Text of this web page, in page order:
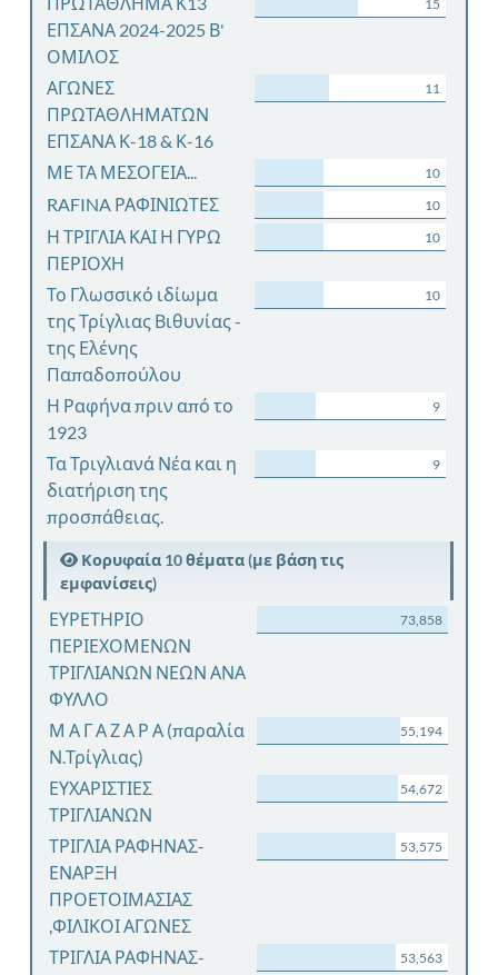
ΕΠΣΑΝΑ 2024-2025 Β'
ΟΜΙΛΟΣ
15
ΑΓΩΝΕΣ
ΠΡΩΤΑΘΛΗΜΑΤΩΝ
ΕΠΣΑΝΑ Κ-18 & Κ-16
11
ΜΕ ΤΑ ΜΕΣΟΓΕΙΑ... 10
RAFINA ΡΑΦΙΝΙΩΤΕΣ 10
Η ΤΡΙΓΛΙΑ ΚΑΙ Η ΓΥΡΩ
ΠΕΡΙΟΧΗ
10
Το Γλωσσικό ιδίωμα
της Τρίγλιας Βιθυνίας -
της Ελένης
Παπαδοπούλου
10
Η Ραφήνα πριν από το
1923
9
Τα Τριγλιανά Νέα και η
διατήριση της
προσπάθειας.
9
Κορυφαία 10 θέματα (με βάση τις
εμφανίσεις)
ΕΥΡΕΤΗΡΙΟ
ΠΕΡΙΕΧΟΜΕΝΩΝ
ΤΡΙΓΛΙΑΝΩΝ ΝΕΩΝ ΑΝΑ
ΦΥΛΛΟ
73,858
Μ Α Γ Α Ζ Α Ρ Α (παραλία
Ν.Τρίγλιας)
55,194
ΕΥΧΑΡΙΣΤΙΕΣ
ΤΡΙΓΛΙΑΝΩΝ
54,672
ΤΡΙΓΛΙΑ ΡΑΦΗΝΑΣ-
ΕΝΑΡΞΗ
ΠΡΟΕΤΟΙΜΑΣΙΑΣ
,ΦΙΛΙΚΟΙ ΑΓΩΝΕΣ
53,575
ΤΡΙΓΛΙΑ ΡΑΦΗΝΑΣ-
53,563